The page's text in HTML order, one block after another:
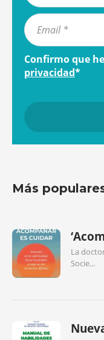
Confirmo que
privacidad*
Más
La
Socie...